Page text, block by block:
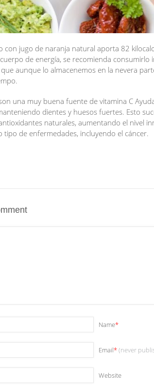
con jugo de naranja natural aporta 82
de energía, se recomienda
aunque lo almacenemos en la nevera
una muy buena fuente de vitamina C
dientes y huesos fuertes. Esto
naturales, aumentando el nivel
tipo de enfermedades, incluyendo el cáncer.
Name*
Email*(never
Website